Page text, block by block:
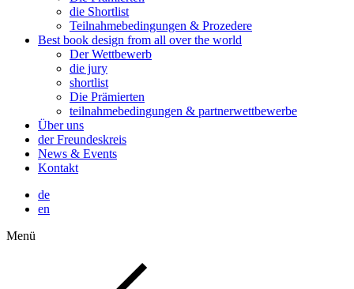
die Shortlist
Teilnahmebedingungen & Prozedere
Best book design from all over the world
Der Wettbewerb
die jury
shortlist
Die Prämierten
teilnahmebedingungen & partnerwettbewerbe
Über uns
der Freundeskreis
News & Events
Kontakt
de
en
Menü